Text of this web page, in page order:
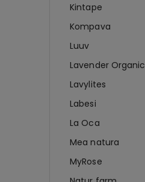
Kintape
Kompava
Luuv
Lavender Organic
Lavylites
Labesi
La Oca
Mea natura
MyRose